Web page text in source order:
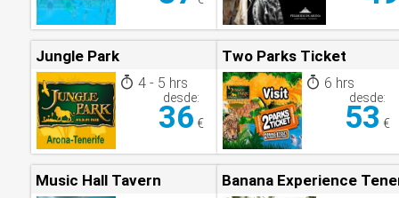
Jungle Park
4 - 5 hrs
desde:
36 €
Two Parks Ticket
6 hrs
desde:
53 €
Music Hall Tavern Banana Experience